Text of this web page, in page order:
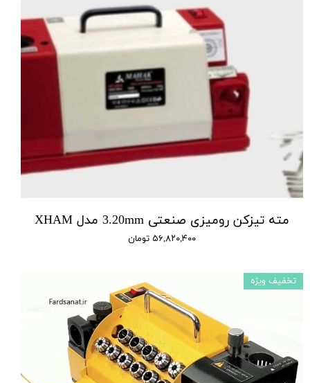
مته تیزکن رومیزی صنعتی 3.20mm مدل XHAM
۵۶,۸۲۰,۴۰۰ تومان
تخفیف ویژه